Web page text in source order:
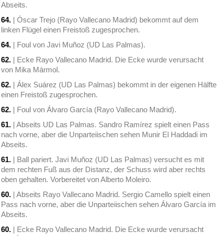
Abseits.
64. | Óscar Trejo (Rayo Vallecano Madrid) bekommt auf dem
linken Flügel einen Freistoß zugesprochen.
64. | Foul von Javi Muñoz (UD Las Palmas).
62. | Ecke Rayo Vallecano Madrid. Die Ecke wurde verursacht
von Mika Mármol.
62. | Álex Suárez (UD Las Palmas) bekommt in der eigenen Hälfte
einen Freistoß zugesprochen.
62. | Foul von Álvaro García (Rayo Vallecano Madrid).
61. | Abseits UD Las Palmas. Sandro Ramírez spielt einen Pass
nach vorne, aber die Unparteiischen sehen Munir El Haddadi im
Abseits.
61. | Ball pariert. Javi Muñoz (UD Las Palmas) versucht es mit
dem rechten Fuß aus der Distanz, der Schuss wird aber rechts
oben gehalten. Vorbereitet von Alberto Moleiro.
60. | Abseits Rayo Vallecano Madrid. Sergio Camello spielt einen
Pass nach vorne, aber die Unparteiischen sehen Álvaro García im
Abseits.
60. | Ecke Rayo Vallecano Madrid. Die Ecke wurde verursacht